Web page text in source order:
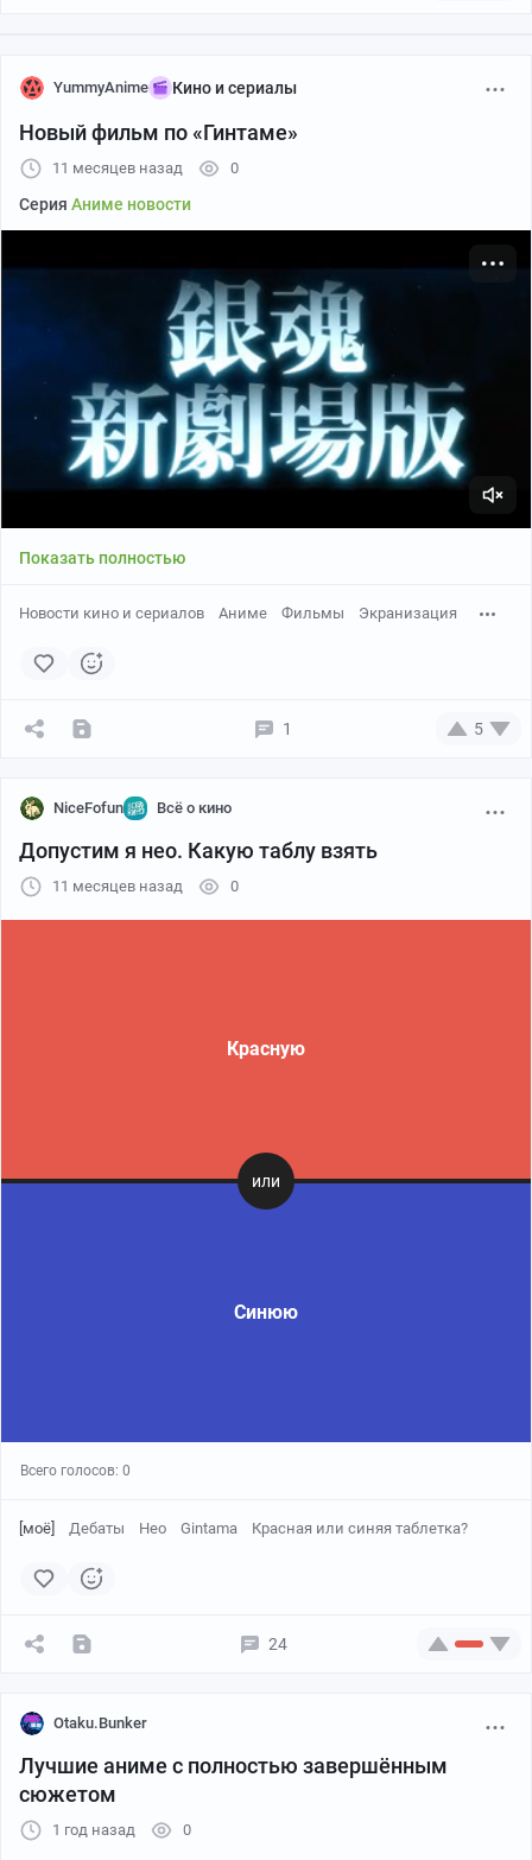
YummyAnime Кино и сериалы
Новый фильм по «Гинтаме»
11 месяцев назад 0
Серия Аниме новости
Показать полностью
Новости кино и сериалов Аниме Фильмы Экранизация
1 5
NiceFofun Всё о кино
Допустим я нео. Какую таблу взять
11 месяцев назад 0
Красную
Синюю
Всего голосов:
[моё] Дебаты Нео Gintama Красная или синяя таблетка?
24
Otaku.Bunker
Лучшие аниме с полностью завершённым
сюжетом
1 год назад 0